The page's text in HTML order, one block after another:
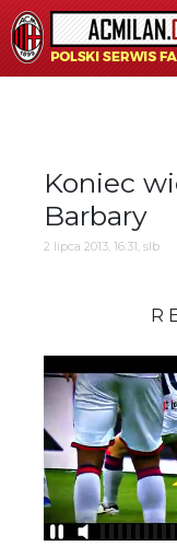
Koniec
Barbary
2 lipca 2013, 16:31, slb
R